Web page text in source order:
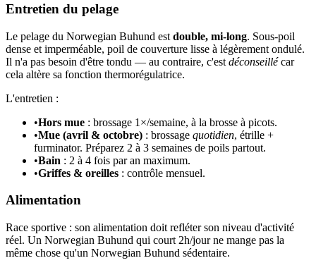
Entretien du pelage
Le pelage du Norwegian Buhund est double, mi-long. Sous-poil
dense et imperméable, poil de couverture lisse à légèrement ondulé.
Il n'a pas besoin d'être tondu — au contraire, c'est déconseillécar
cela altère sa fonction thermorégulatrice.
L'entretien :
•Hors mue : brossage 1×/semaine, à la brosse à picots.
•Mue (avril & octobre) : brossage quotidien, étrille +
furminator. Préparez 2 à 3 semaines de poils partout.
•Bain : 2 à 4 fois par an maximum.
•Griffes & oreilles : contrôle mensuel.
Alimentation
Race sportive : son alimentation doit refléter son niveau d'activité
réel. Un Norwegian Buhund qui court 2h/jour ne mange pas la
même chose qu'un Norwegian Buhund sédentaire.